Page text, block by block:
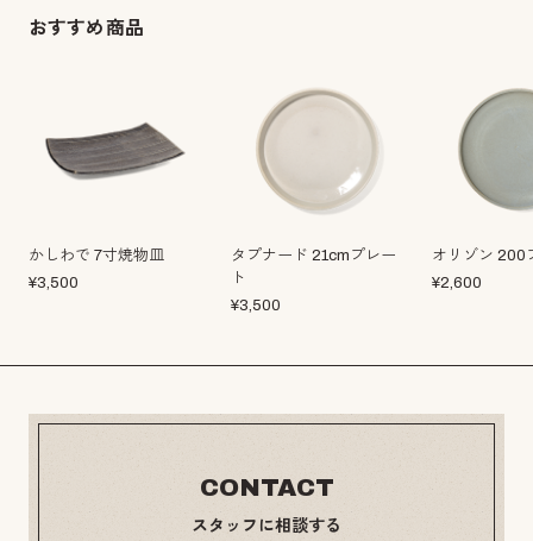
おすすめ商品
かしわで 7寸焼物皿
¥3,500
タプナード 21cmプレー
ト
¥3,500
オリゾン 200
¥2,600
CONTACT
スタッフに相談する